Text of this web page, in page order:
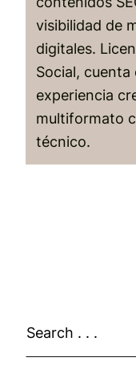
visibilidad de
digitales.
Social,
experiencia
multiformato
técnico.